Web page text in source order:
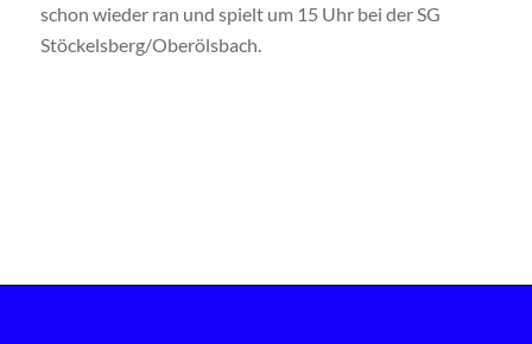
schon wieder ran und spielt um 15 Uhr bei der SG
Stöckelsberg/Oberölsbach.